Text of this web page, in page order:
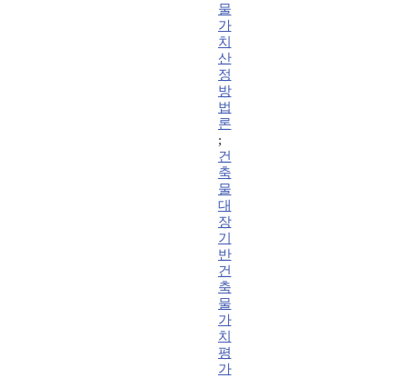
물
가
치
산
정
방
법
론
;
건
축
물
대
장
기
반
건
축
물
가
치
평
가